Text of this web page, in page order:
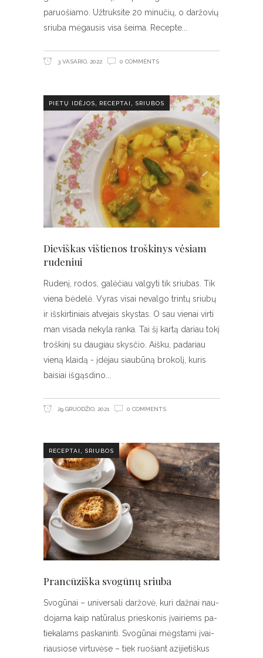
paruošiamo. Užtruksite 20 minučių, o daržovių
sriuba mėgausis visa šeima. Recepte
3 VASARIO, 2022 0 COMMENTS
PIETŲ IDĖJOS RECEPTAI SRIUBOS
Dieviškas vištienos troškinys vėsiam
rudeniui
Rudenį, rodos, galėčiau valgyti tik sriubas. Tik
viena bėdelė. Vyras visai nevalgo trintų sriubų
ir išskirtiniais atvejais skystas. O sau vienai virti
man visada nekyla ranka. Tai šį kartą dariau tokį
troškinį su daugiau skysčio. Aišku, padariau
vieną klaidą - įdėjau siaubūną brokolį, kuris
baisiai išgąsdino
29 GRUODŽIO, 2021 0 COMMENTS
RECEPTAI SRIUBOS
Pran­cū­ziš­ka svo­gū­nų sriu­ba
Svo­gū­nai – uni­ver­sa­li dar­žo­vė, ku­ri daž­nai nau­
do­ja­ma kaip na­tū­ra­lus prie­sko­nis įvai­riems pa­
tie­ka­lams pa­ska­nin­ti. Svo­gū­nai mėgs­ta­mi įvai­
riau­sio­se vir­tu­vė­se – tiek ruo­šiant azi­jie­tiš­kus